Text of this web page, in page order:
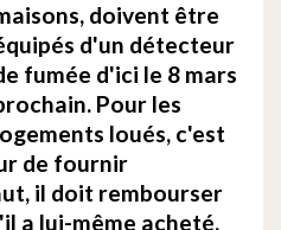
doivent être
d'un détecteur
fumée d'ici le 8 mars
Pour les
loués, c'est
de fournir
il doit rembourser
a lui-même acheté.